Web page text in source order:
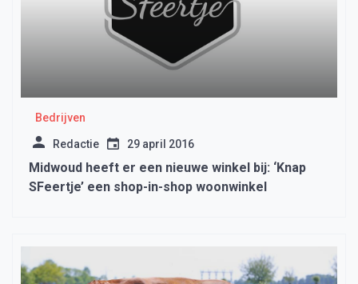
Bedrijven
Redactie 29 april 2016
Midwoud heeft er een nieuwe winkel bij: ‘Knap
SFeertje’ een shop-in-shop woonwinkel